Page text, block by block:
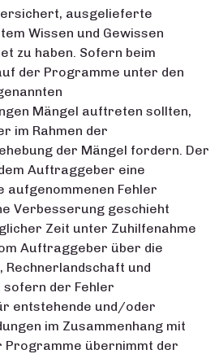
ausgelieferte
Wissen und Gewissen
zu haben. Sofern beim
der Programme unter den
Mängel auftreten sollten,
im Rahmen der
der Mängel fordern. Der
Auftraggeber eine
aufgenommenen Fehler
Verbesserung geschieht
Zeit unter Zuhilfenahme
Auftraggeber über die
und
sofern der Fehler
entstehende und/oder
im Zusammenhang mit
Programme übernimmt der